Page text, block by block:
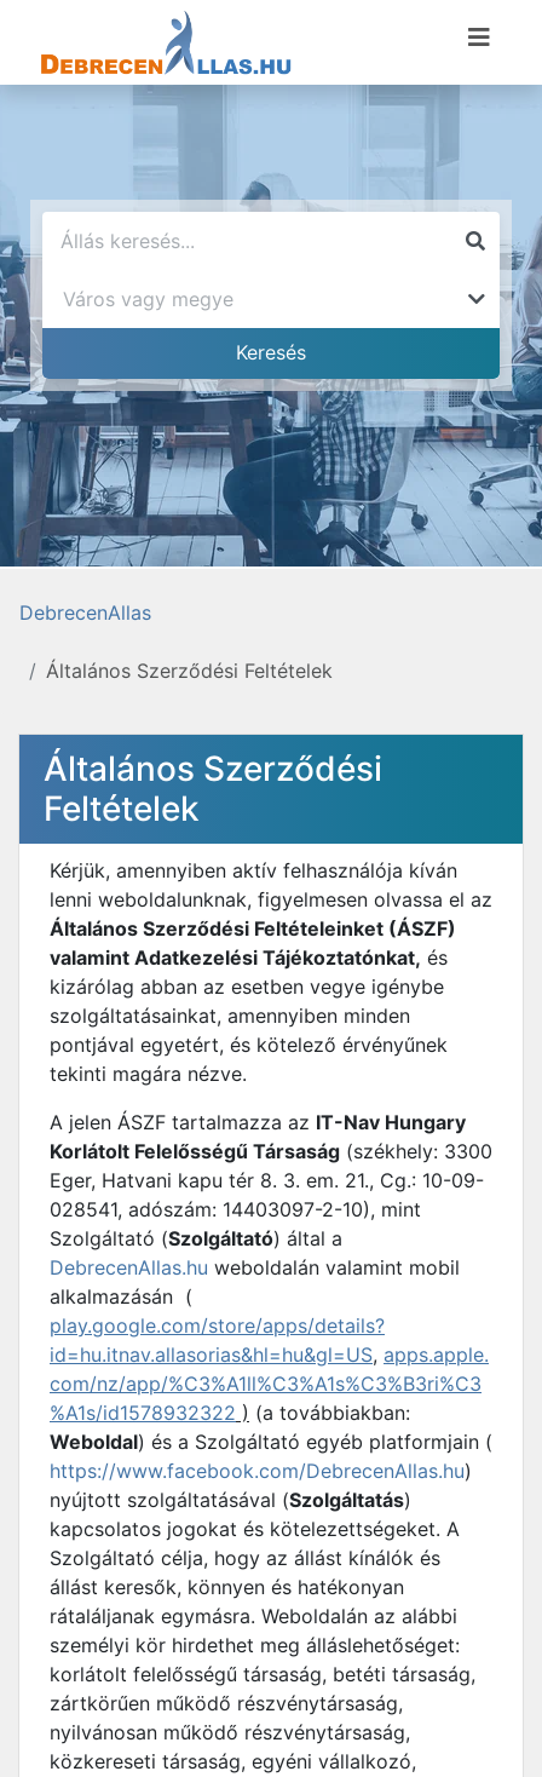
DebrecenAllas
Általános Szerződési Feltételek
Általános Szerződési
Feltételek
Kérjük, amennyiben aktív felhasználója kíván
lenni weboldalunknak, figyelmesen olvassa el az
Általános Szerződési Feltételeinket (ÁSZF)
valamint Adatkezelési Tájékoztatónkat, és
kizárólag abban az esetben vegye igénybe
szolgáltatásainkat, amennyiben minden
pontjával egyetért, és kötelező érvényűnek
tekinti magára nézve.
A jelen ÁSZF tartalmazza az IT-Nav Hungary
Korlátolt Felelősségű Társaság (székhely: 3300
Eger, Hatvani kapu tér 8. 3. em. 21., Cg.: 10-09-
028541, adószám: 14403097-2-10), mint
Szolgáltató (Szolgáltató) által a
DebrecenAllas.hu weboldalán valamint mobil
alkalmazásán (
play.google.com/store/apps/details?
id=hu.itnav.allasorias&hl=hu&gl=US, apps.apple.
com/nz/app/%C3%A1ll%C3%A1s%C3%B3ri%C3
%A1s/id1578932322 ) (a továbbiakban:
Weboldal) és a Szolgáltató egyéb platformjain (
https://www.facebook.com/DebrecenAllas.hu)
nyújtott szolgáltatásával (Szolgáltatás)
kapcsolatos jogokat és kötelezettségeket. A
Szolgáltató célja, hogy az állást kínálók és
állást keresők, könnyen és hatékonyan
rátaláljanak egymásra. Weboldalán az alábbi
személyi kör hirdethet meg álláslehetőséget:
korlátolt felelősségű társaság, betéti társaság,
zártkörűen működő részvénytársaság,
nyilvánosan működő részvénytársaság,
közkereseti társaság, egyéni vállalkozó,